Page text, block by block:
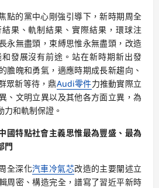
點的黨中心剛強引導下，新時期周全
果、軌制結果、實際結果，環球注
永無盡頭，束縛思惟永無盡頭，改造
發展沒有前途。站在新時期新出發
膽魄和勇氣，適應時期成長新趨向、
眾新等待，鼎Audi零件力推動實際立
、文明立異以及其他各方面立異，為
力和軌制保證。
國特點社會主義思惟最為豐盛、最為
門
全深化汽車冷氣芯改造的主要闡述立
周密、構造完全，譜寫了習近平新時